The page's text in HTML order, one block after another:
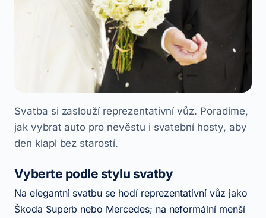
Svatba si zaslouží reprezentativní vůz. Poradíme,
jak vybrat auto pro nevěstu i svatební hosty, aby
den klapl bez starostí.
Vyberte podle stylu svatby
Na elegantní svatbu se hodí reprezentativní vůz jako
Škoda Superb nebo Mercedes; na neformální menší